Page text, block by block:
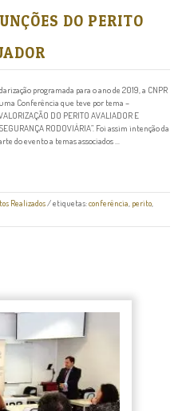
DO PERITO
programada para o ano de 2019, a CNPR
Conferência que teve por tema –
DO PERITO AVALIADOR E
RODOVIÁRIA”. Foi assim intenção da
do evento a temas associados ...
Realizados/ etiquetas:conferência, perito,